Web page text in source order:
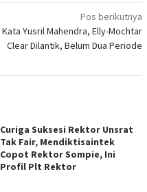
Pos berikutnya
Kata Yusril Mahendra, Elly-Mochtar
Clear Dilantik, Belum Dua Periode
Curiga Suksesi Rektor Unsrat
Tak Fair, Mendiktisaintek
Copot Rektor Sompie, Ini
Profil Plt Rektor